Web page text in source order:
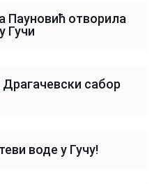
Пауновић отворила
Гучи
сабор
воде у Гучу!